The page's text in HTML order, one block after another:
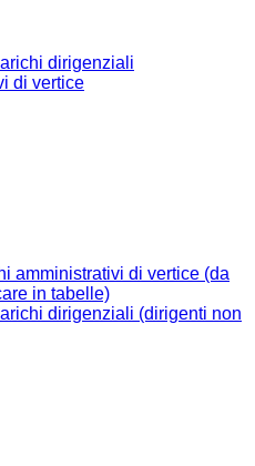
dirigenziali
di vertice
amministrativi di vertice (da
in tabelle)
dirigenziali (dirigenti non